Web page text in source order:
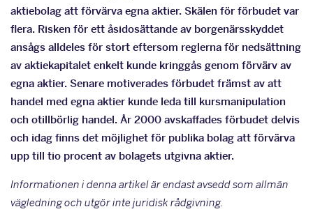
aktiebolag att förvärva egna aktier. Skälen för förbudet var
flera. Risken för ett åsidosättande av borgenärsskyddet
ansågs alldeles för stort eftersom reglerna för nedsättning
av aktiekapitalet enkelt kunde kringgås genom förvärv av
egna aktier. Senare motiverades förbudet främst av att
handel med egna aktier kunde leda till kursmanipulation
och otillbörlig handel. År 2000 avskaffades förbudet delvis
och idag finns det möjlighet för publika bolag att för­värva
upp till tio procent av bolagets utgivna aktier.
Informationen i denna artikel är endast avsedd som allmän
vägledning och utgör inte juridisk rådgivning.